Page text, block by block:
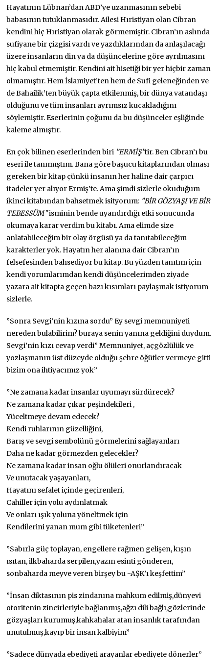
Hayatının Lübnan’dan ABD’ye uzanmasının sebebi
babasının tutuklanmasıdır. Ailesi Hıristiyan olan Cibran
kendini hiç Hıristiyan olarak görmemiştir. Cibran’ın aslında
sufiyane bir çizgisi vardı ve yazdıklarından da anlaşılacağı
üzere insanların din ya da düşüncelerine göre ayrılmasını
hiç kabul etmemiştir. Kendini ait hisetiği bir yer hiçbir zaman
olmamıştır. Hem İslamiyet’ten hem de Sufi geleneğinden ve
de Bahailik’ten büyük çapta etkilenmiş, bir dünya vatandaşı
olduğunu ve tüm insanları ayrımsız kucakladığını
söylemiştir. Eserlerinin çoğunu da bu düşünceler eşliğinde
kaleme almıştır.
En çok bilinen eserlerinden biri ”ERMİŞ”tir. Ben Cibran’ı bu
eseri ile tanımıştım. Bana göre başucu kitaplarından olması
gereken bir kitap çünkü insanın her haline dair çarpıcı
ifadeler yer alıyor Ermiş’te. Ama şimdi sizlerle okuduğum
ikinci kitabından bahsetmek isityorum: ”BİR GÖZYAŞI VE BİR
TEBESSÜM”isminin bende uyandırdığı etki sonucunda
okumaya karar verdim bu kitabı. Ama elimde size
anlatabileceğim bir olay örgüsü ya da tanıtabileceğim
karakterler yok. Hayatın her alanına dair Cibran’ın
felsefesinden bahsediyor bu kitap. Bu yüzden tanıtım için
kendi yorumlarımdan kendi düşüncelerimden ziyade
yazara ait kitapta geçen bazı kısımları paylaşmak istiyorum
sizlerle.
”Sonra Sevgi’nin kızına sordu” Ey sevgi memnuniyeti
nereden bulabilirim? buraya senin yanına geldiğini duydum.
Sevgi’nin kızı cevap verdi” Memnuniyet, açgözlülük ve
yozlaşmanın üst düzeyde olduğu şehre öğütler vermeye gitti
bizim ona ihtiyacımız yok”
”Ne zamana kadar insanlar uyumayı sürdürecek?
Ne zamana kadar çıkar peşindekileri ,
Yüceltmeye devam edecek?
Kendi ruhlarının güzelliğini,
Barış ve sevgi sembolünü görmelerini sağlayanları
Daha ne kadar görmezden gelecekler?
Ne zamana kadar insan oğlu ölüleri onurlandıracak
Ve unutacak yaşayanları,
Hayatını sefalet içinde geçirenleri,
Cahiller için yolu aydınlatmak
Ve onları ışık yoluna yöneltmek için
Kendilerini yanan mum gibi tüketenleri”
”Sabırla güç toplayan, engellere rağmen gelişen, kışın
ısıtan, ilkbaharda serpilen,yazın esinti gönderen,
sonbaharda meyve veren birşey bu -AŞK’ı keşfettim”
”İnsan diktasının pis zindanına mahkum edilmiş,dünyevi
otoritenin zincirleriyle bağlanmış,ağzı dili bağlı,gözlerinde
gözyaşları kurumuş,kahkahalar atan insanlık tarafından
unutulmuş,kayıp bir insan kalbiyim”
”Sadece dünyada ebediyeti arayanlar ebediyete dönerler”